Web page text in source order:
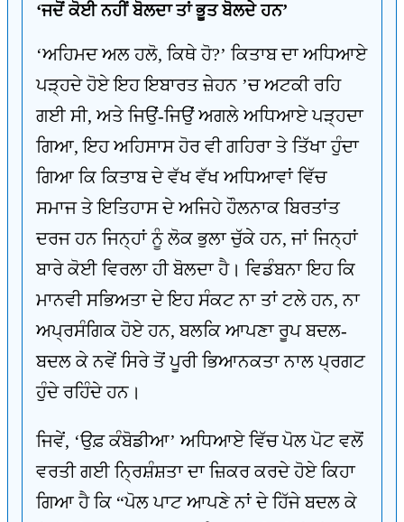
‘ਜਦੋਂ ਕੋਈ ਨਹੀਂ ਬੋਲਦਾ ਤਾਂ ਭੂਤ ਬੋਲਦੇ ਹਨ’
‘ਅਹਿਮਦ ਅਲ ਹਲੋ, ਕਿਥੇ ਹੋ?’ ਕਿਤਾਬ ਦਾ ਅਧਿਆਏ
ਪੜ੍ਹਦੇ ਹੋਏ ਇਹ ਇਬਾਰਤ ਜ਼ੇਹਨ ’ਚ ਅਟਕੀ ਰਹਿ
ਗਈ ਸੀ, ਅਤੇ ਜਿਉਂ-ਜਿਉਂ ਅਗਲੇ ਅਧਿਆਏ ਪੜ੍ਹਦਾ
ਗਿਆ, ਇਹ ਅਹਿਸਾਸ ਹੋਰ ਵੀ ਗਹਿਰਾ ਤੇ ਤਿੱਖਾ ਹੁੰਦਾ
ਗਿਆ ਕਿ ਕਿਤਾਬ ਦੇ ਵੱਖ ਵੱਖ ਅਧਿਆਵਾਂ ਵਿੱਚ
ਸਮਾਜ ਤੇ ਇਤਿਹਾਸ ਦੇ ਅਜਿਹੇ ਹੌਲਨਾਕ ਬਿਰਤਾਂਤ
ਦਰਜ ਹਨ ਜਿਨ੍ਹਾਂ ਨੂੰ ਲੋਕ ਭੁਲਾ ਚੁੱਕੇ ਹਨ, ਜਾਂ ਜਿਨ੍ਹਾਂ
ਬਾਰੇ ਕੋਈ ਵਿਰਲਾ ਹੀ ਬੋਲਦਾ ਹੈ। ਵਿਡੰਬਨਾ ਇਹ ਕਿ
ਮਾਨਵੀ ਸਭਿਅਤਾ ਦੇ ਇਹ ਸੰਕਟ ਨਾ ਤਾਂ ਟਲੇ ਹਨ, ਨਾ
ਅਪ੍ਰਸੰਗਿਕ ਹੋਏ ਹਨ, ਬਲਕਿ ਆਪਣਾ ਰੂਪ ਬਦਲ-
ਬਦਲ ਕੇ ਨਵੇਂ ਸਿਰੇ ਤੋਂ ਪੂਰੀ ਭਿਆਨਕਤਾ ਨਾਲ ਪ੍ਰਗਟ
ਹੁੰਦੇ ਰਹਿੰਦੇ ਹਨ।
ਜਿਵੇਂ, ‘ਉਫ਼ ਕੰਬੋਡੀਆ’ ਅਧਿਆਏ ਵਿੱਚ ਪੋਲ ਪੋਟ ਵਲੋਂ
ਵਰਤੀ ਗਈ ਨ੍ਰਿਸ਼ੰਸ਼ਤਾ ਦਾ ਜ਼ਿਕਰ ਕਰਦੇ ਹੋਏ ਕਿਹਾ
ਗਿਆ ਹੈ ਕਿ “ਪੋਲ ਪਾਟ ਆਪਣੇ ਨਾਂ ਦੇ ਹਿੱਜੇ ਬਦਲ ਕੇ